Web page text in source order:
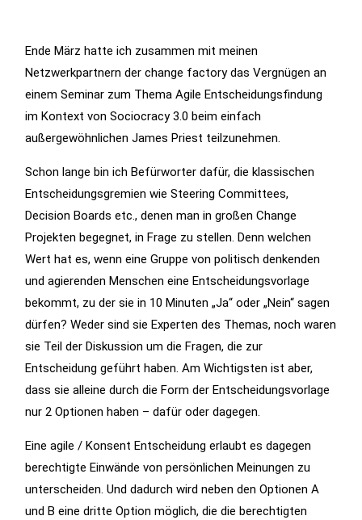
Ende März hatte ich zusammen mit meinen
Netzwerkpartnern der change factory das Vergnügen an
einem Seminar zum Thema Agile Entscheidungsfindung
im Kontext von Sociocracy 3.0 beim einfach
außergewöhnlichen James Priest teilzunehmen.
Schon lange bin ich Befürworter dafür, die klassischen
Entscheidungsgremien wie Steering Committees,
Decision Boards etc., denen man in großen Change
Projekten begegnet, in Frage zu stellen. Denn welchen
Wert hat es, wenn eine Gruppe von politisch denkenden
und agierenden Menschen eine Entscheidungsvorlage
bekommt, zu der sie in 10 Minuten „Ja“ oder „Nein“ sagen
dürfen? Weder sind sie Experten des Themas, noch waren
sie Teil der Diskussion um die Fragen, die zur
Entscheidung geführt haben. Am Wichtigsten ist aber,
dass sie alleine durch die Form der Entscheidungsvorlage
nur 2 Optionen haben – dafür oder dagegen.
Eine agile / Konsent Entscheidung erlaubt es dagegen
berechtigte Einwände von persönlichen Meinungen zu
unterscheiden. Und dadurch wird neben den Optionen A
und B eine dritte Option möglich, die die berechtigten